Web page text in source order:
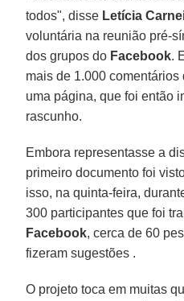
todos", disse Letícia
voluntária na reunião pré-
dos grupos do Facebook.
mais de 1.000
uma página, que foi então
rascunho.
Embora representasse a
primeiro documento foi
isso, na quinta-feira,
300 participantes que foi
Facebook, cerca de 60
fizeram sugestões .
O projeto toca em muitas